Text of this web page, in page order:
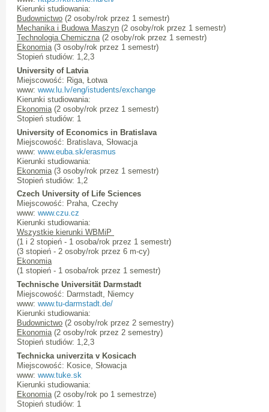
Kierunki studiowania:
Budownictwo (2 osoby/rok przez 1 semestr)
Mechanika i Budowa Maszyn (2 osoby/rok przez 1 semestr)
Technologia Chemiczna(2 osoby/rok przez 1 semestr)
Ekonomia(3 osoby/rok przez 1 semestr)
Stopień studiów: 1,2,3
University of Latvia
Miejscowość: Riga, Łotwa
www: www.lu.lv/eng/istudents/exchange
Kierunki studiowania:
Ekonomia (2 osoby/rok przez 1 semestr)
Stopień studiów: 1
University of Economics in Bratislava
Miejscowość: Bratislava, Słowacja
www: www.euba.sk/erasmus
Kierunki studiowania:
Ekonomia (3 osoby/rok przez 1 semestr)
Stopień studiów: 1,2
Czech University of Life Sciences
Miejscowość: Praha, Czechy
www: www.czu.cz
Kierunki studiowania:
Wszystkie kierunki WBMiP
(1 i 2 stopień - 1 osoba/rok przez 1 semestr)
(3 stopień - 2 osoby/rok przez 6 m-cy)
Ekonomia
(1 stopień - 1 osoba/rok przez 1 semestr)
Technische Universität Darmstadt
Miejscowość: Darmstadt, Niemcy
www: www.tu-darmstadt.de/
Kierunki studiowania:
Budownictwo (2 osoby/rok przez 2 semestry)
Ekonomia (2 osoby/rok przez 2 semestry)
Stopień studiów: 1,2,3
Technicka univerzita v Kosicach
Miejscowość: Kosice, Słowacja
www: www.tuke.sk
Kierunki studiowania:
Ekonomia (2 osoby/rok po 1 semestrze)
Stopień studiów: 1